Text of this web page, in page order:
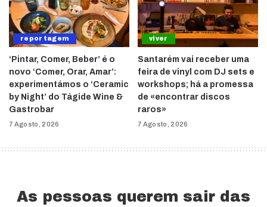
reportagem
‘Pintar, Comer, Beber’ é o
novo ‘Comer, Orar, Amar’:
experimentámos o ‘Ceramic
by Night’ do Tágide Wine &
Gastrobar
7 Agosto, 2026
viver
Santarém vai receber uma
feira de vinyl com DJ sets e
workshops; há a promessa
de «encontrar discos
raros»
7 Agosto, 2026
As pessoas querem sair das